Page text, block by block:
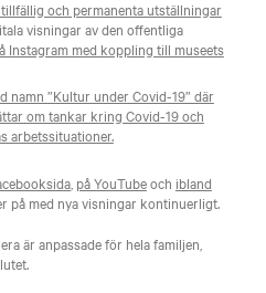
och permanenta utställningar
visningar av den offentliga
Instagram med koppling till museets
namn ”Kultur under Covid-19” där
om tankar kring Covid-19 och
arbetssituationer.
, på YouTubeoch ibland
på med nya visningar kontinuerligt.
är anpassade för hela familjen,